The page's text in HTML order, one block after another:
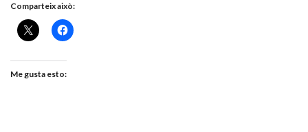
Comparteix això:
Me gusta esto: